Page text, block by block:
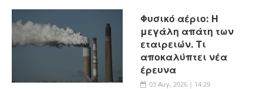
Φυσικό αέριο: Η
μεγάλη απάτη των
εταιρειών. Τι
αποκαλύπτει νέα
έρευνα
03 Αυγ, 2026 | 14:29